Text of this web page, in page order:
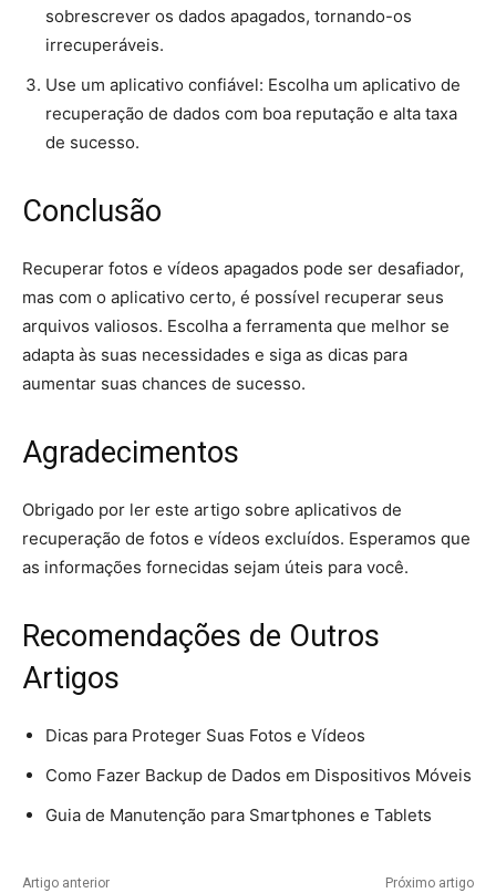
sobrescrever os dados apagados, tornando-os
irrecuperáveis.
Use um aplicativo confiável: Escolha um aplicativo de
recuperação de dados com boa reputação e alta taxa
de sucesso.
Conclusão
Recuperar fotos e vídeos apagados pode ser desafiador,
mas com o aplicativo certo, é possível recuperar seus
arquivos valiosos. Escolha a ferramenta que melhor se
adapta às suas necessidades e siga as dicas para
aumentar suas chances de sucesso.
Agradecimentos
Obrigado por ler este artigo sobre aplicativos de
recuperação de fotos e vídeos excluídos. Esperamos que
as informações fornecidas sejam úteis para você.
Recomendações de Outros
Artigos
Dicas para Proteger Suas Fotos e Vídeos
Como Fazer Backup de Dados em Dispositivos Móveis
Guia de Manutenção para Smartphones e Tablets
Artigo anterior Próximo artigo